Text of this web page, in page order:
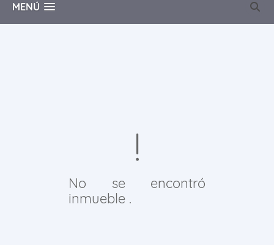
MENÚ
No se encontró
inmueble .